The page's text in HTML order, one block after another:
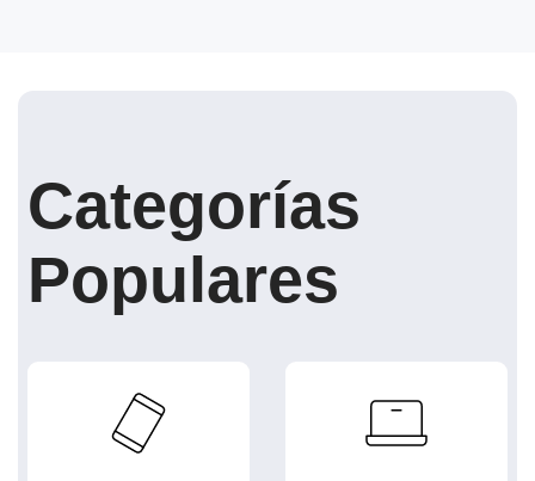
Categorías
Populares